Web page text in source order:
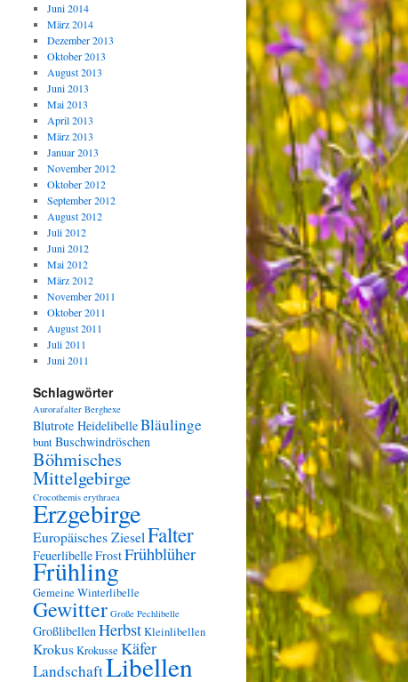
Juni 2014
März 2014
Dezember 2013
Oktober 2013
August 2013
Juni 2013
Mai 2013
April 2013
März 2013
Januar 2013
November 2012
Oktober 2012
September 2012
August 2012
Juli 2012
Juni 2012
Mai 2012
März 2012
November 2011
Oktober 2011
August 2011
Juli 2011
Juni 2011
Schlagwörter
Aurorafalter Berghexe
Blutrote HeidelibelleBläulinge
buntBuschwindröschen
Böhmisches
Mittelgebirge
Crocothemis erythraea
Erzgebirge
Europäisches ZieselFalter
FeuerlibelleFrostFrühblüher
Frühling
Gemeine Winterlibelle
Gewitter Große Pechlibelle
GroßlibellenHerbstKleinlibellen
KrokusKrokusse Käfer
LandschaftLibellen